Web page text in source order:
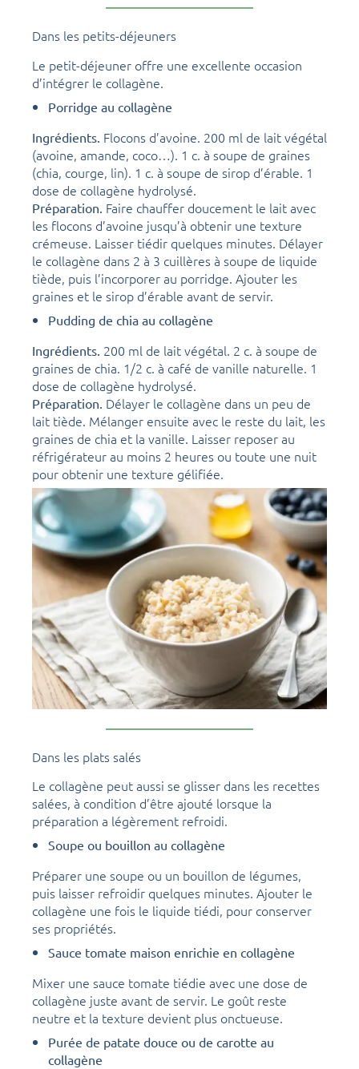
Dans les petits-déjeuners
Le petit-déjeuner offre une excellente occasion
d’intégrer le collagène.
Porridge au collagène
Ingrédients. Flocons d’avoine. 200 ml de lait végétal
(avoine, amande, coco…). 1 c. à soupe de graines
(chia, courge, lin). 1 c. à soupe de sirop d’érable. 1
dose de collagène hydrolysé.
Préparation. Faire chauffer doucement le lait avec
les flocons d’avoine jusqu’à obtenir une texture
crémeuse. Laisser tiédir quelques minutes. Délayer
le collagène dans 2 à 3 cuillères à soupe de liquide
tiède, puis l’incorporer au porridge. Ajouter les
graines et le sirop d’érable avant de servir.
Pudding de chia au collagène
Ingrédients. 200 ml de lait végétal. 2 c. à soupe de
graines de chia. 1/2 c. à café de vanille naturelle. 1
dose de collagène hydrolysé.
Préparation. Délayer le collagène dans un peu de
lait tiède. Mélanger ensuite avec le reste du lait, les
graines de chia et la vanille. Laisser reposer au
réfrigérateur au moins 2 heures ou toute une nuit
pour obtenir une texture gélifiée.
Dans les plats salés
Le collagène peut aussi se glisser dans les recettes
salées, à condition d’être ajouté lorsque la
préparation a légèrement refroidi.
Soupe ou bouillon au collagène
Préparer une soupe ou un bouillon de légumes,
puis laisser refroidir quelques minutes. Ajouter le
collagène une fois le liquide tiédi, pour conserver
ses propriétés.
Sauce tomate maison enrichie en collagène
Mixer une sauce tomate tiédie avec une dose de
collagène juste avant de servir. Le goût reste
neutre et la texture devient plus onctueuse.
Purée de patate douce ou de carotte au
collagène